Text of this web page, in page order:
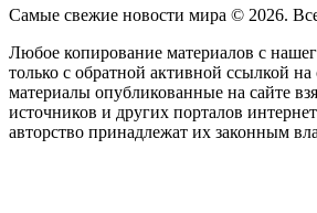
Самые свежие новости мира © 2026.
Любое копирование материалов с
только с обратной активной ссылкой на
материалы опубликованные на сайте
источников и других порталов
авторство принадлежат их законным